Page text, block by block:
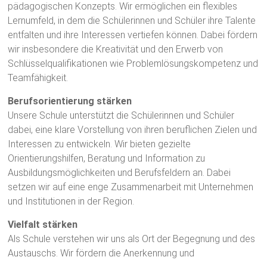
pädagogischen Konzepts. Wir ermöglichen ein flexibles
Lernumfeld, in dem die Schülerinnen und Schüler ihre Talente
entfalten und ihre Interessen vertiefen können. Dabei fördern
wir insbesondere die Kreativität und den Erwerb von
Schlüsselqualifikationen wie Problemlösungskompetenz und
Teamfähigkeit.
Berufsorientierung stärken
Unsere Schule unterstützt die Schülerinnen und Schüler
dabei, eine klare Vorstellung von ihren beruflichen Zielen und
Interessen zu entwickeln. Wir bieten gezielte
Orientierungshilfen, Beratung und Information zu
Ausbildungsmöglichkeiten und Berufsfeldern an. Dabei
setzen wir auf eine enge Zusammenarbeit mit Unternehmen
und Institutionen in der Region.
Vielfalt stärken
Als Schule verstehen wir uns als Ort der Begegnung und des
Austauschs. Wir fördern die Anerkennung und